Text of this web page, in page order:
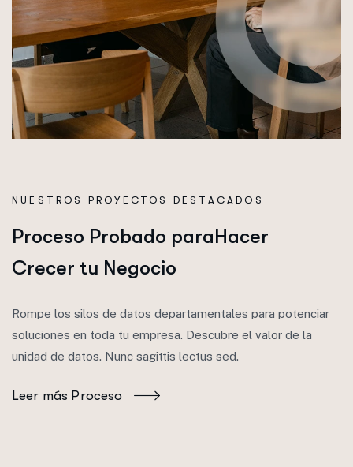
NUESTROS PROYECTOS DESTACADOS
Proceso Probado paraHacer
Crecer tu Negocio
Rompe los silos de datos departamentales para potenciar
soluciones en toda tu empresa. Descubre el valor de la
unidad de datos. Nunc sagittis lectus sed.
Leer más Proceso